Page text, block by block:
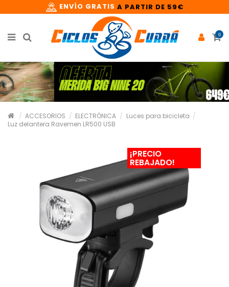
ENVÍO GRATIS A PARTIR DE 59€
0
ACCESORIOS ELECTRÓNICA
Luces para bicicleta
Luz delantera Ravemen LR500 USB
¡PRECIO
REBAJADO!